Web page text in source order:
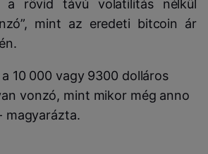
a rövid távú volatilitás nélkül
mint az eredeti bitcoin ár
10 000 vagy 9300 dolláros
vonzó, mint mikor még anno
magyarázta.